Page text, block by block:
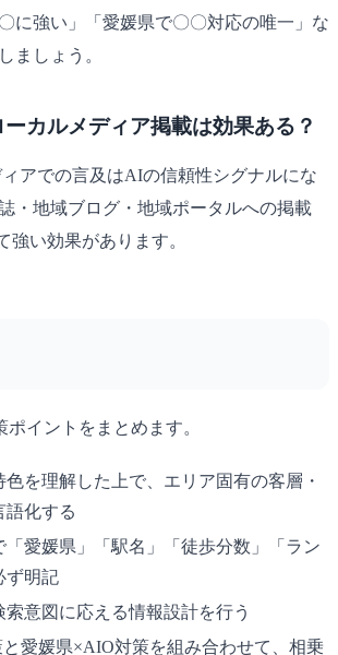
に強い」「愛媛県で〇〇対応の唯一」な
ましょう。
カルメディア掲載は効果ある？
アでの言及はAIの信頼性シグナルにな
・地域ブログ・地域ポータルへの掲載
強い効果があります。
イントをまとめます。
を理解した上で、エリア固有の客層・
語化する
「愛媛県」「駅名」「徒歩分数」「ラン
ず明記
意図に応える情報設計を行う
愛媛県×AIO対策を組み合わせて、相乗